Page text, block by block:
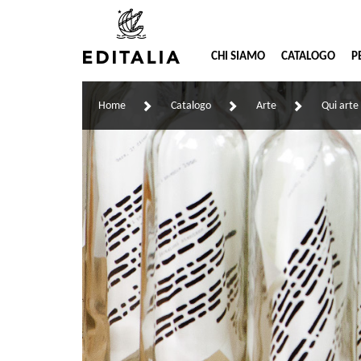
CHI SIAMO CATALOGO
Home Catalogo Arte Qui arte